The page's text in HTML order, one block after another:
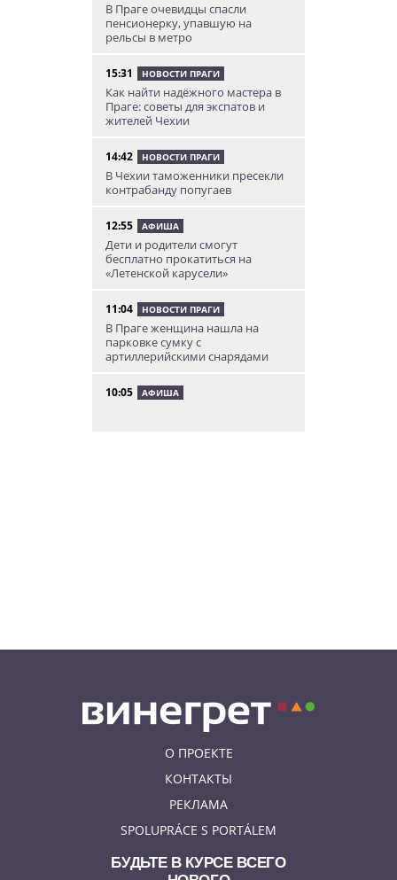
В Праге очевидцы спасли
пенсионерку, упавшую на
рельсы в метро
15:31 НОВОСТИ ПРАГИ
Как найти надёжного мастера в
Праге: советы для экспатов и
жителей Чехии
14:42 НОВОСТИ ПРАГИ
В Чехии таможенники пресекли
контрабанду попугаев
12:55 АФИША
Дети и родители смогут
бесплатно прокатиться на
«Летенской карусели»
11:04 НОВОСТИ ПРАГИ
В Праге женщина нашла на
парковке сумку с
артиллерийскими снарядами
10:05 АФИША
О ПРОЕКТЕ
КОНТАКТЫ
РЕКЛАМА
SPOLUPRÁCE S PORTÁLEM
БУДЬТЕ В КУРСЕ ВСЕГО